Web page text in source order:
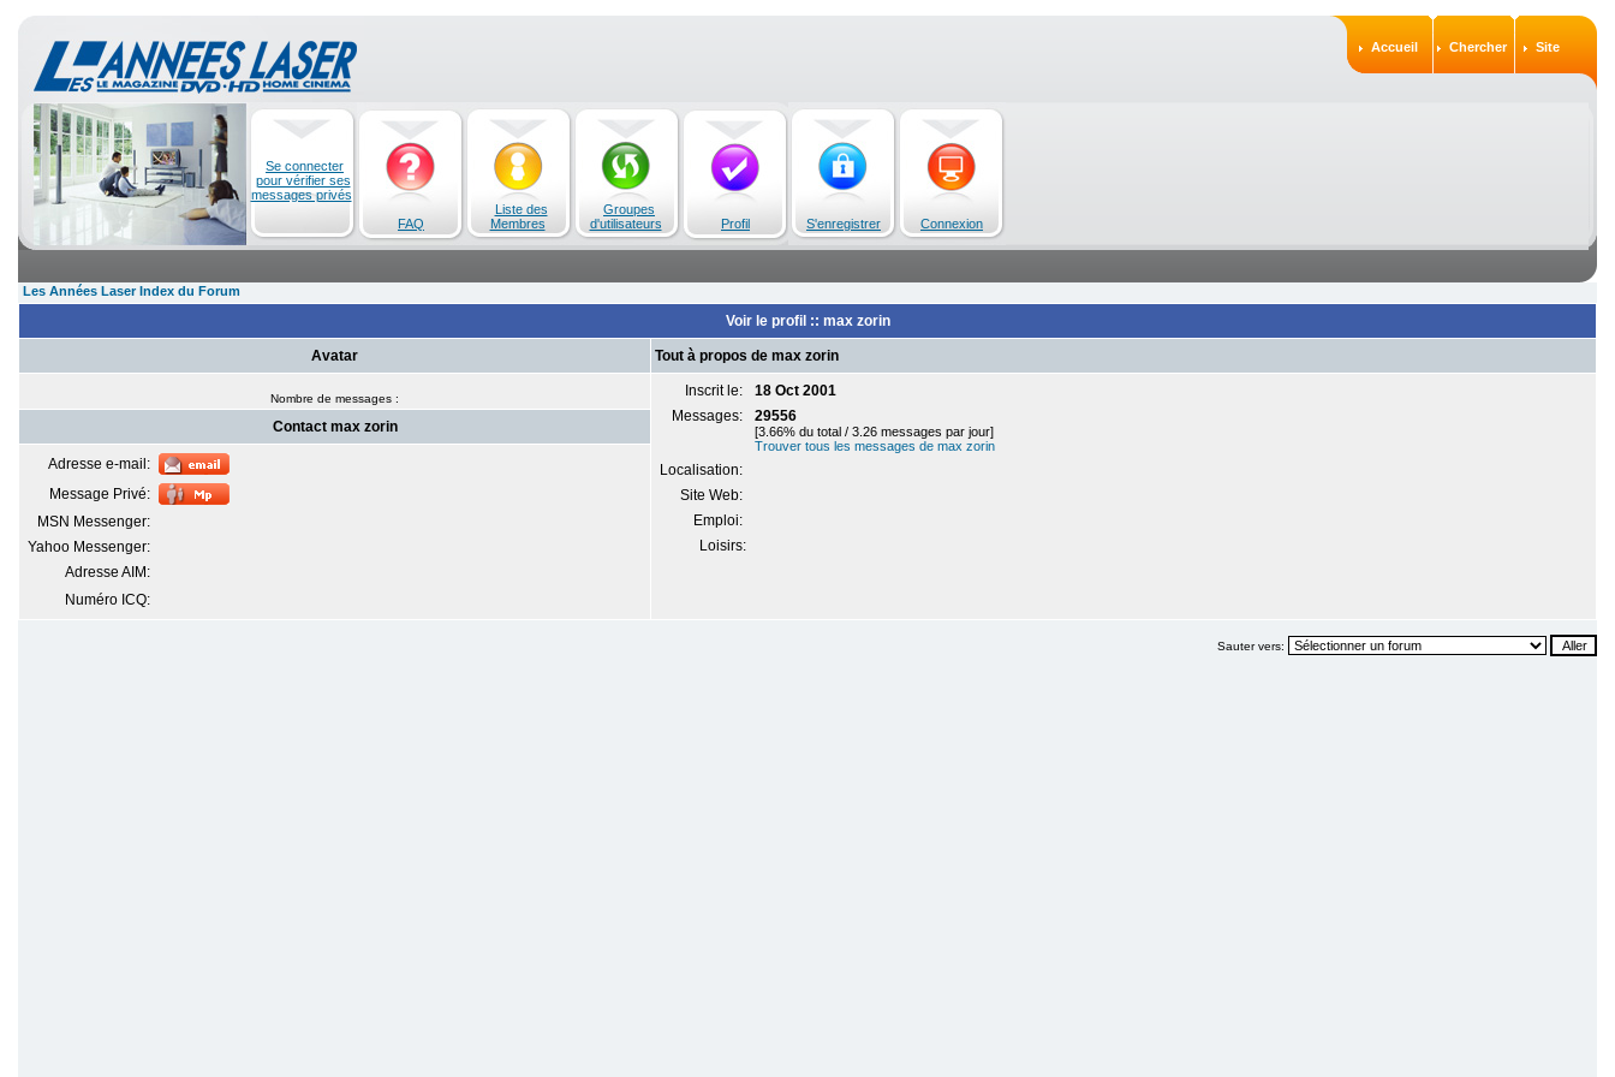
Accueil Chercher Site
Se connecter
pour vérifier ses
messages privés
FAQ
Liste des
Membres
Groupes
d'utilisateurs
Profil S'enregistrer Connexion
Les Années Laser Index du Forum
Voir le profil :: max zorin
Avatar Tout à propos de max zorin
Nombre de messages : Inscrit le:
18 Oct 2001
Messages:
29556
[3.66% du total / 3.26 messages par jour]
Trouver tous les messages de max zorin
Localisation:
Site Web:
Emploi:
Loisirs:
Contact max zorin
Adresse e-mail:
Message Privé:
MSN Messenger:
Yahoo Messenger:
Adresse AIM:
Numéro ICQ:
Sauter vers: